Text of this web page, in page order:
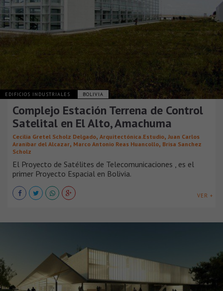
EDIFICIOS INDUSTRIALES BOLIVIA
Complejo Estación Terrena de Control
Satelital en El Alto, Amachuma
Cecilia Gretel Scholz Delgado, Arquitectónica.Estudio, Juan Carlos
Aranibar del Alcazar, Marco Antonio Reas Huancollo, Brisa Sanchez
Scholz
El Proyecto de Satélites de Telecomunicaciones , es el
primer Proyecto Espacial en Bolivia.
VER +